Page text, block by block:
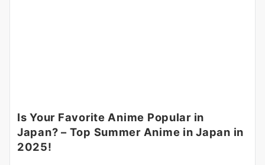
Is Your Favorite Anime Popular in
Japan? – Top Summer Anime in Japan in
2025!